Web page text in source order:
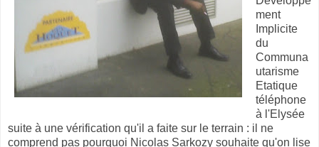
ment
Implicite
du
Communa
utarisme
Etatique
téléphone
à l'Elysée
suite à une vérification qu'il a faite sur le terrain : il ne
comprend pas pourquoi Nicolas Sarkozy souhaite qu'on lise